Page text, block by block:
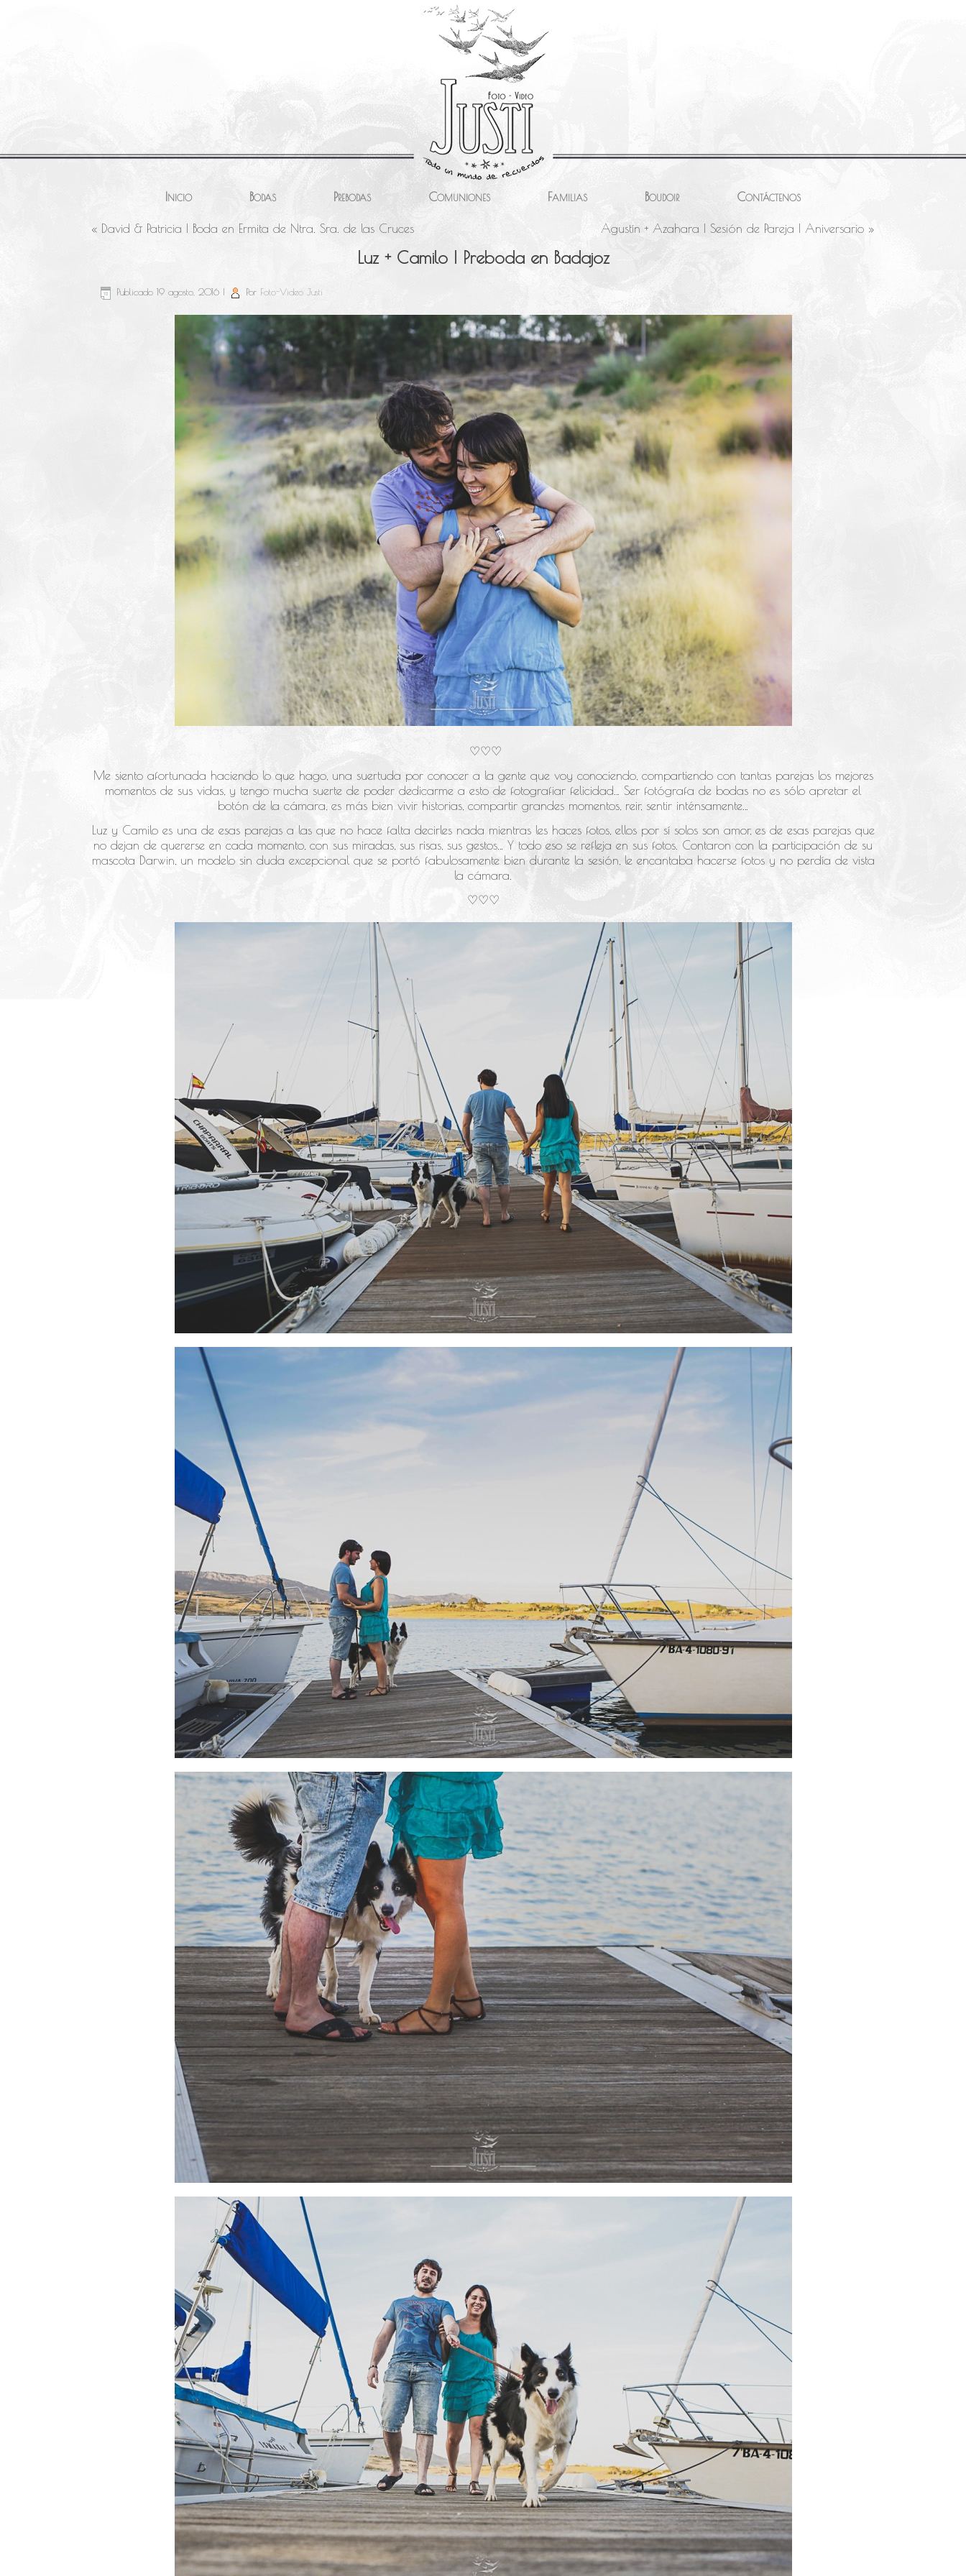
Inicio Bodas Prebodas Comuniones Familias Boudoir Contáctenos
« David & Patricia | Boda en Ermita de Ntra. Sra. de las Cruces Agustín + Azahara | Sesión de Pareja | Aniversario »
Luz + Camilo | Preboda en Badajoz
Publicado 19 agosto, 2016 | Por Foto-Video Justi
♡♡♡
Me siento afortunada haciendo lo que hago, una suertuda por conocer a la gente que voy conociendo, compartiendo con tantas parejas los mejores
momentos de sus vidas, y tengo mucha suerte de poder dedicarme a esto de fotografiar felicidad… Ser fotógrafa de bodas no es sólo apretar el
botón de la cámara, es más bien vivir historias, compartir grandes momentos, reir, sentir inténsamente…
Luz y Camilo es una de esas parejas a las que no hace falta decirles nada mientras les haces fotos, ellos por sí solos son amor, es de esas parejas que
no dejan de quererse en cada momento, con sus miradas, sus risas, sus gestos… Y todo eso se refleja en sus fotos. Contaron con la participación de su
mascota Darwin, un modelo sin duda excepcional que se portó fabulosamente bien durante la sesión, le encantaba hacerse fotos y no perdía de vista
la cámara.
♡♡♡